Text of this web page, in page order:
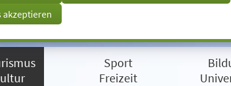
akzeptieren
Sport
Freizeit